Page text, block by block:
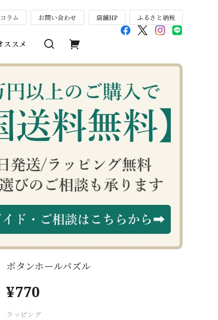
ラム お問い合わせ 店舗HP ふるさと納税
ススメ
ボタンホールパズル
¥770
ラッピング